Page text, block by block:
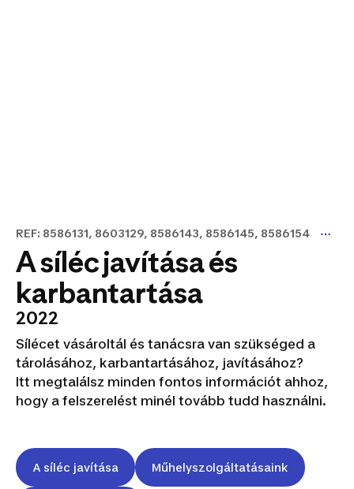
REF: 8586131, 8603129, 8586143, 8586145, 8586154
A síléc javítása és
karbantartása
2022
Sílécet vásároltál és tanácsra van szükséged a
tárolásához, karbantartásához, javításához?
Itt megtalálsz minden fontos információt ahhoz,
hogy a felszerelést minél tovább tudd használni.
A síléc javítása Műhelyszolgáltatásaink